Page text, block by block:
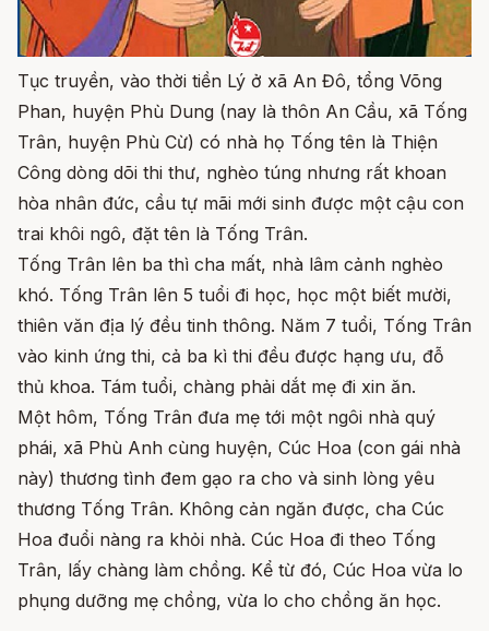
Tục truyền, vào thời tiền Lý ở xã An Đô, tổng Võng
Phan, huyện Phù Dung (nay là thôn An Cầu, xã Tống
Trân, huyện Phù Cừ) có nhà họ Tống tên là Thiện
Công dòng dõi thi thư, nghèo túng nhưng rất khoan
hòa nhân đức, cầu tự mãi mới sinh được một cậu con
trai khôi ngô, đặt tên là Tống Trân.
Tống Trân lên ba thì cha mất, nhà lâm cảnh nghèo
khó. Tống Trân lên 5 tuổi đi học, học một biết mười,
thiên văn địa lý đều tinh thông. Năm 7 tuổi, Tống Trân
vào kinh ứng thi, cả ba kì thi đều được hạng ưu, đỗ
thủ khoa. Tám tuổi, chàng phải dắt mẹ đi xin ăn.
Một hôm, Tống Trân đưa mẹ tới một ngôi nhà quý
phái, xã Phù Anh cùng huyện, Cúc Hoa (con gái nhà
này) thương tình đem gạo ra cho và sinh lòng yêu
thương Tống Trân. Không cản ngăn được, cha Cúc
Hoa đuổi nàng ra khỏi nhà. Cúc Hoa đi theo Tống
Trân, lấy chàng làm chồng. Kể từ đó, Cúc Hoa vừa lo
phụng dưỡng mẹ chồng, vừa lo cho chồng ăn học.